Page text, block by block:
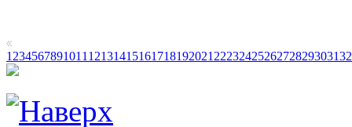
1 234567891011 12131415161718192021 2223242526272829303132